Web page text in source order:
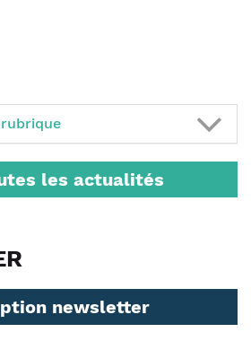
les actualités
newsletter